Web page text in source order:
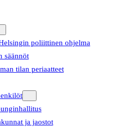
poliittinen ohjelma
säännöt
tilan periaatteet
ja jaostot